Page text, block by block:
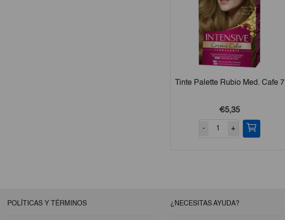
Tinte Palette Rubio Med. Cafe 7
€5,35
- +
POLÍTICAS Y TÉRMINOS ¿NECESITAS AYUDA?